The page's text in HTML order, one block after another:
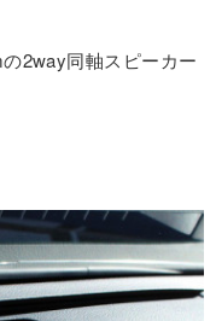
2way同軸スピーカー